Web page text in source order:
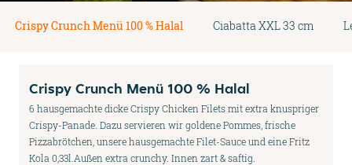
Crispy Crunch Menü 100 % Halal Ciabatta XXL 33 cm
Crispy Crunch Menü 100 % Halal
6 hausgemachte dicke Crispy Chicken Filets mit extra knuspriger
Crispy-Panade. Dazu servieren wir goldene Pommes, frische
Pizzabrötchen, unsere hausgemachte Filet-Sauce und eine Fritz
Kola 0,33l.Außen extra crunchy. Innen zart & saftig.